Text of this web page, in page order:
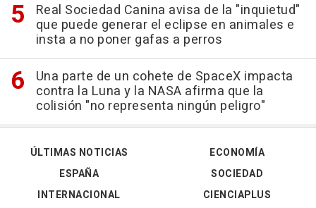
Real Sociedad Canina avisa de la "inquietud"
que puede generar el eclipse en animales e
insta a no poner gafas a perros
Una parte de un cohete de SpaceX impacta
contra la Luna y la NASA afirma que la
colisión "no representa ningún peligro"
ÚLTIMAS NOTICIAS
ESPAÑA
INTERNACIONAL
ECONOMÍA
SOCIEDAD
CIENCIAPLUS